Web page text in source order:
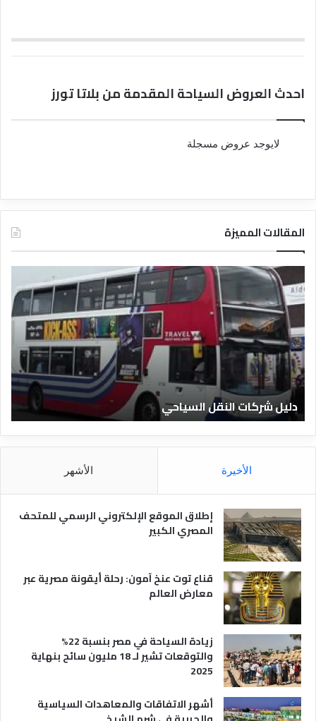
احدث العروض السياحة المقدمة من بلاتا تورز
لايوجد عروض مسجلة
المقالات المميزة
ل
ي
ش
ر
ك
ا
ت
ل
ن
ق
ل
س
ح
ي
دليل شركات النقل السياحي
ا
ر
الأخيرة الأشهر
إطلاق الموقع الإلكتروني الرسمي للمتحف
المصري الكبير
قناع توت عنخ آمون: رحلة أيقونة مصرية عبر
معارض العالم
زيادة السياحة في مصر بنسبة 22%
والتوقعات تشير لـ 18 مليون سائح بنهاية
2025
أشهر الاتفاقات والمعاهدات السياسية